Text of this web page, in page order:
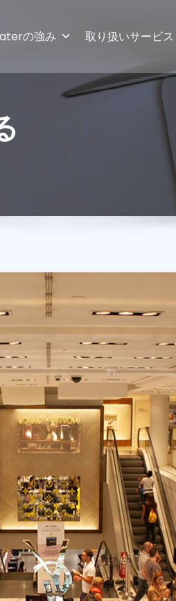
の強み 取り扱いサービス